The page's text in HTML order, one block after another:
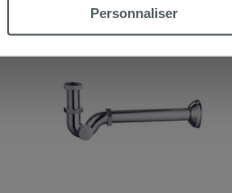
Personnaliser